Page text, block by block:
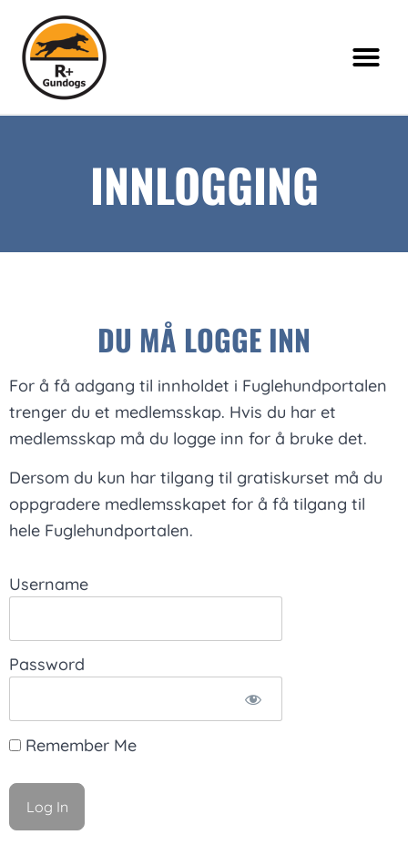
INNLOGGING
DU MÅ LOGGE INN
For å få adgang til innholdet i Fuglehundportalen
trenger du et medlemsskap. Hvis du har et
medlemsskap må du logge inn for å bruke det.
Dersom du kun har tilgang til gratiskurset må du
oppgradere medlemsskapet for å få tilgang til
hele Fuglehundportalen.
Username
Password
Remember Me